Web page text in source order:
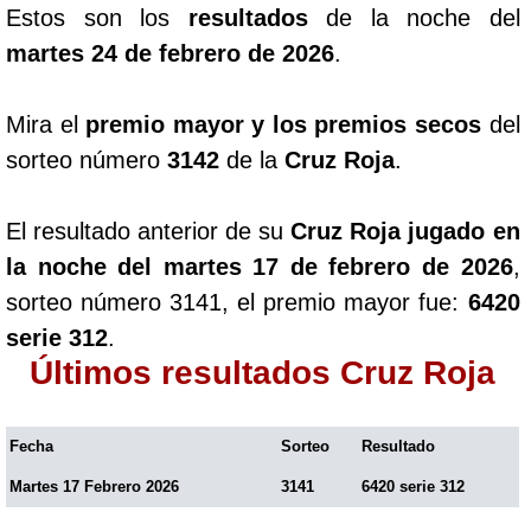
Estos son los resultadosde la noche del
martes 24 de febrero de 2026.
Mira el premio mayor y los premios secosdel
sorteo número 3142 de la Cruz Roja.
El resultado anterior de suCruz Roja jugado en
la noche del martes 17 de febrero de 2026,
sorteo número 3141, el premio mayor fue: 6420
serie 312.
Últimos resultados Cruz Roja
Fecha Sorteo Resultado
Martes 17 Febrero 2026 3141 6420 serie 312